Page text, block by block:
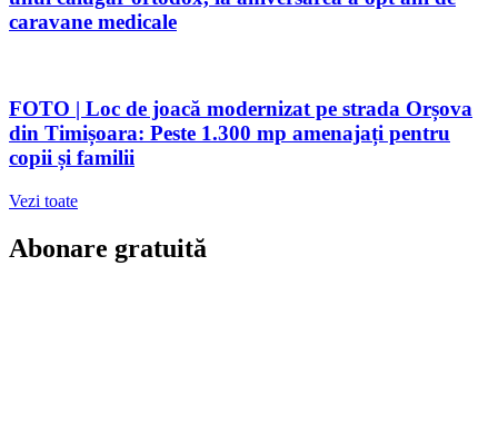
caravane medicale
FOTO | Loc de joacă modernizat pe strada Orșova
din Timișoara: Peste 1.300 mp amenajați pentru
copii și familii
Vezi toate
Abonare gratuită